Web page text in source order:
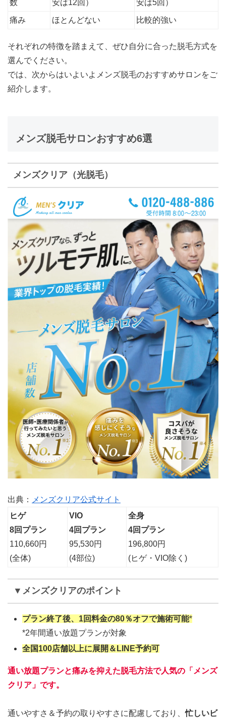
数 安は12回） 安は5回）
痛み ほとんどない 比較的強い
それぞれの特徴を踏まえて、ぜひ自分に合った脱毛方式を
選んでください。
では、次からはいよいよメンズ脱毛のおすすめサロンをご
紹介します。
メンズ脱毛サロンおすすめ6選
メンズクリア（光脱毛）
出典： メンズクリア公式サイト
ヒゲ
8回プラン
110,660円
(全体)
VIO
4回プラン
95,530円
(4部位)
全身
4回プラン
196,800円
(ヒゲ・VIO除く)
▼メンズクリアのポイント
プラン終了後、1回料金の80％オフで施術可能*
*2年間通い放題プランが対象
全国100店舗以上に展開＆LINE予約可
通い放題プランと痛みを抑えた脱毛方法で人気の「 メンズ
クリア 」です。
通いやすさ＆予約の取りやすさに配慮しており、忙しいビ